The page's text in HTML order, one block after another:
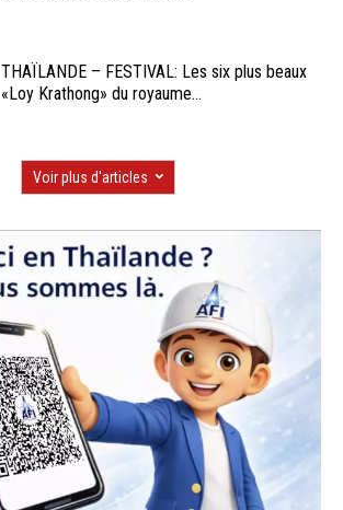
THAÏLANDE – FESTIVAL: Les six plus beaux
«Loy Krathong» du royaume...
Voir plus d'articles